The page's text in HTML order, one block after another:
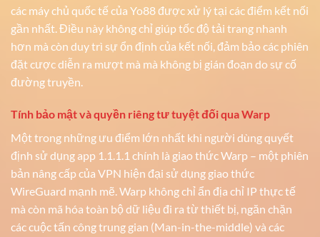
các máy chủ quốc tế của Yo88 được xử lý tại các điểm kết nối
gần nhất. Điều này không chỉ giúp tốc độ tải trang nhanh
hơn mà còn duy trì sự ổn định của kết nối, đảm bảo các phiên
đặt cược diễn ra mượt mà mà không bị gián đoạn do sự cố
đường truyền.
Tính bảo mật và quyền riêng tư tuyệt đối qua Warp
Một trong những ưu điểm lớn nhất khi người dùng quyết
định sử dụng app 1.1.1.1 chính là giao thức Warp – một phiên
bản nâng cấp của VPN hiện đại sử dụng giao thức
WireGuard mạnh mẽ. Warp không chỉ ẩn địa chỉ IP thực tế
mà còn mã hóa toàn bộ dữ liệu đi ra từ thiết bị, ngăn chặn
các cuộc tấn công trung gian (Man-in-the-middle) và các